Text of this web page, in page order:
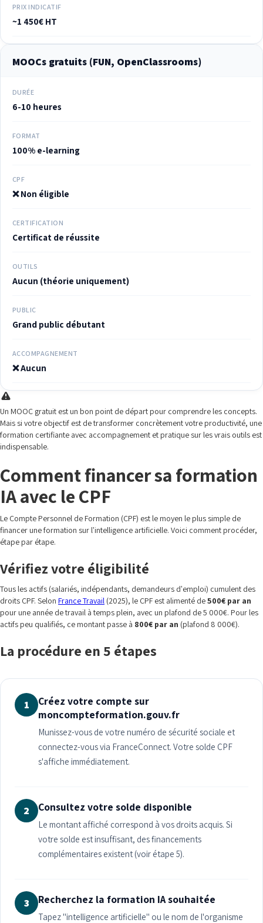
PRIX INDICATIF
~1 450€ HT
MOOCs gratuits (FUN, OpenClassrooms)
DURÉE
6-10 heures
FORMAT
100% e-learning
CPF
❌ Non éligible
CERTIFICATION
Certificat de réussite
OUTILS
Aucun (théorie uniquement)
PUBLIC
Grand public débutant
ACCOMPAGNEMENT
❌ Aucun
Un MOOC gratuit est un bon point de départ pour comprendre les concepts.
Mais si votre objectif est de transformer concrètement votre productivité, une
formation certifiante avec accompagnement et pratique sur les vrais outils est
indispensable.
Comment financer sa formation
IA avec le CPF
Le Compte Personnel de Formation (CPF) est le moyen le plus simple de
financer une formation sur l'intelligence artificielle. Voici comment procéder,
étape par étape.
Vérifiez votre éligibilité
Tous les actifs (salariés, indépendants, demandeurs d'emploi) cumulent des
droits CPF. Selon France Travail (2025), le CPF est alimenté de500€ par an
pour une année de travail à temps plein, avec un plafond de 5 000€. Pour les
actifs peu qualifiés, ce montant passe à 800€ par an (plafond 8 000€).
La procédure en 5 étapes
1
Créez votre compte sur
moncompteformation.gouv.fr
Munissez-vous de votre numéro de sécurité sociale et
connectez-vous via FranceConnect. Votre solde CPF
s'affiche immédiatement.
2 Consultez votre solde disponible
Le montant affiché correspond à vos droits acquis. Si
votre solde est insuffisant, des financements
complémentaires existent (voir étape 5).
3 Recherchez la formation IA souhaitée
Tapez "intelligence artificielle" ou le nom de l'organisme